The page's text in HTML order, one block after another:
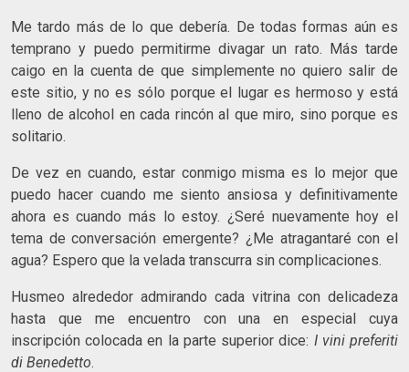
Me tardo más de lo que debería. De todas formas aún es
temprano y puedo permitirme divagar un rato. Más tarde
caigo en la cuenta de que simplemente no quiero salir de
este sitio, y no es sólo porque el lugar es hermoso y está
lleno de alcohol en cada rincón al que miro, sino porque es
solitario.
De vez en cuando, estar conmigo misma es lo mejor que
puedo hacer cuando me siento ansiosa y definitivamente
ahora es cuando más lo estoy. ¿Seré nuevamente hoy el
tema de conversación emergente? ¿Me atragantaré con el
agua? Espero que la velada transcurra sin complicaciones.
Husmeo alrededor admirando cada vitrina con delicadeza
hasta que me encuentro con una en especial cuya
inscripción colocada en la parte superior dice: I vini preferiti
di Benedetto.